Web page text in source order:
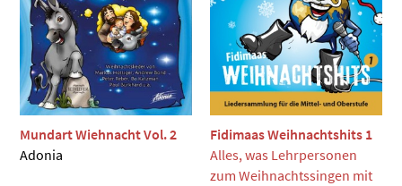
Mundart Wiehnacht Vol. 2
Adonia
Fidimaas Weihnachtshits 1
Alles, was Lehrpersonen
zum Weihnachtssingen mit